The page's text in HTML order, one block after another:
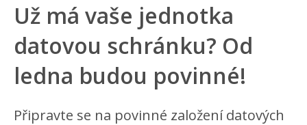
Už má vaše jednotka
datovou schránku? Od
ledna budou povinné!
Připravte se na povinné založení datových